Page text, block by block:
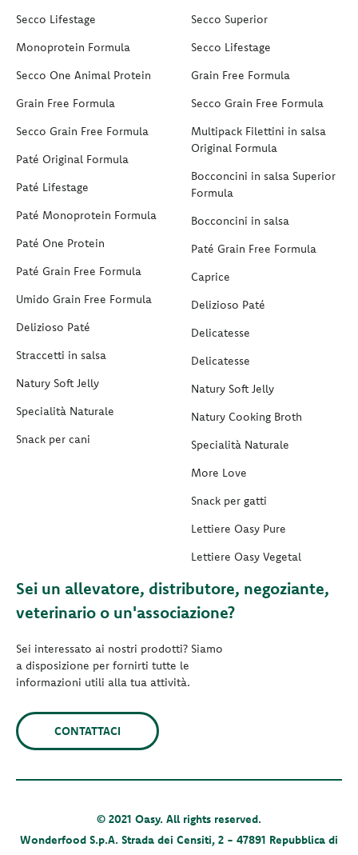
Secco Lifestage
Monoprotein Formula
Secco One Animal Protein
Grain Free Formula
Secco Grain Free Formula
Paté Original Formula
Paté Lifestage
Paté Monoprotein Formula
Paté One Protein
Paté Grain Free Formula
Umido Grain Free Formula
Delizioso Paté
Straccetti in salsa
Natury Soft Jelly
Specialità Naturale
Snack per cani
Secco Superior
Secco Lifestage
Grain Free Formula
Secco Grain Free Formula
Multipack Filettini in salsa
Original Formula
Bocconcini in salsa Superior
Formula
Bocconcini in salsa
Paté Grain Free Formula
Caprice
Delizioso Paté
Delicatesse
Delicatesse
Natury Soft Jelly
Natury Cooking Broth
Specialità Naturale
More Love
Snack per gatti
Lettiere Oasy Pure
Lettiere Oasy Vegetal
Sei un allevatore, distributore, negoziante,
veterinario o un'associazione?
Sei interessato ai nostri prodotti? Siamo
a disposizione per fornirti tutte le
informazioni utili alla tua attività.
CONTATTACI
© 2021 Oasy. All rights reserved.
Wonderfood S.p.A. Strada dei Censiti, 2 - 47891 Repubblica di